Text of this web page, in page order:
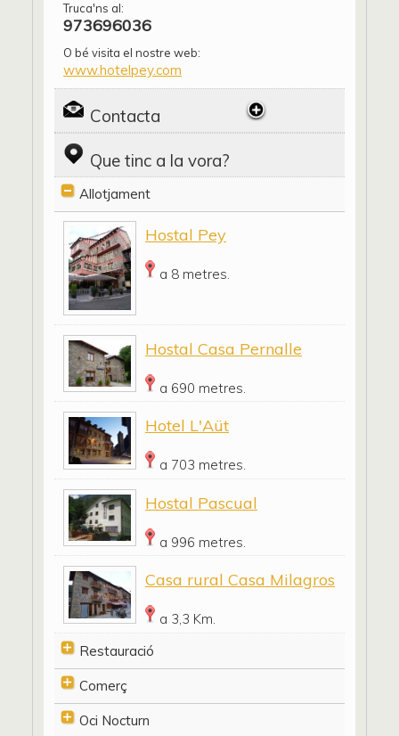
Truca'ns al:
973696036
O bé visita el nostre web:
www.hotelpey.com
Contacta
Que tinc a la vora?
Allotjament
Hostal Pey
a 8 metres.
Hostal Casa Pernalle
a 690 metres.
Hotel L'Aüt
a 703 metres.
Hostal Pascual
a 996 metres.
Casa rural Casa Milagros
a 3,3 Km.
Restauració
Comerç
Oci Nocturn